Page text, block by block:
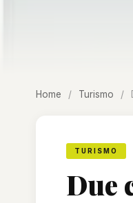
Home / Turismo /
TURISMO
Due